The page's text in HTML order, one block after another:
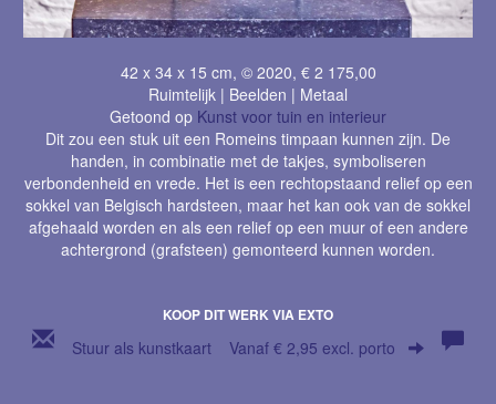
42 x 34 x 15 cm, © 2020, € 2 175,00
Ruimtelijk | Beelden | Metaal
Getoond op Kunst voor tuin en interieur
Dit zou een stuk uit een Romeins timpaan kunnen zijn. De
handen, in combinatie met de takjes, symboliseren
verbondenheid en vrede. Het is een rechtopstaand relief op een
sokkel van Belgisch hardsteen, maar het kan ook van de sokkel
afgehaald worden en als een relief op een muur of een andere
achtergrond (grafsteen) gemonteerd kunnen worden.
KOOP DIT WERK VIA EXTO
Stuur als kunstkaart Vanaf € 2,95 excl. porto